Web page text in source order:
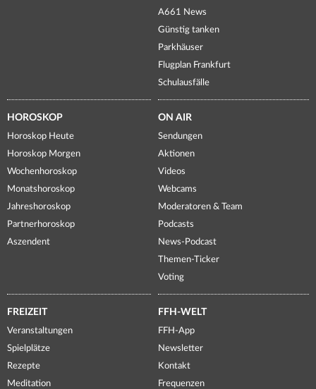
A661 News
Günstig tanken
Parkhäuser
Flugplan Frankfurt
Schulausfälle
HOROSKOP
Horoskop Heute
Horoskop Morgen
Wochenhoroskop
Monatshoroskop
Jahreshoroskop
Partnerhoroskop
Aszendent
ON AIR
Sendungen
Aktionen
Videos
Webcams
Moderatoren & Team
Podcasts
News-Podcast
Themen-Ticker
Voting
FREIZEIT
Veranstaltungen
Spielplätze
Rezepte
Meditation
FFH-WELT
FFH-App
Newsletter
Kontakt
Frequenzen